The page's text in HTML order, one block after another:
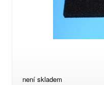
není skladem